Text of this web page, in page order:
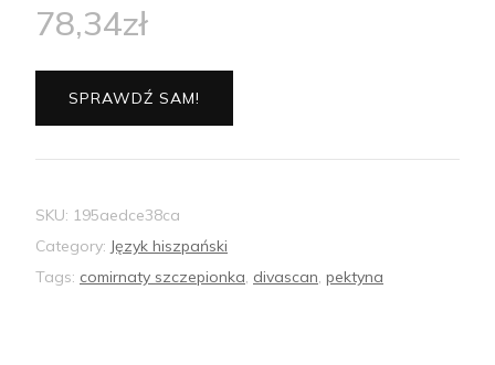
78,34zł
SPRAWDŹ SAM!
SKU: 195aedce38ca
Category: Język hiszpański
Tags: comirnaty szczepionka, divascan, pektyna